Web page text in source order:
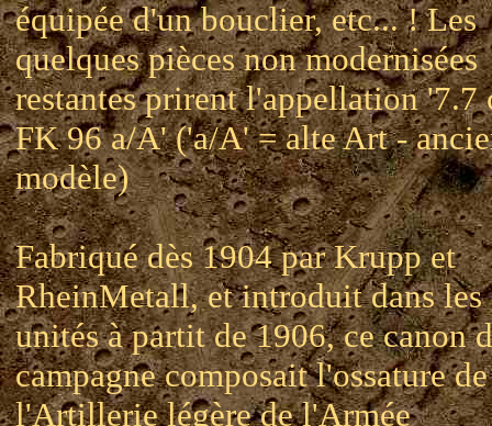
équipée d'un bouclier, etc... ! Les
quelques pièces non modernisées
restantes prirent l'appellation '7.7
FK 96 a/A' ('a/A' = alte Art -
modèle)
Fabriqué dès 1904 par Krupp et
RheinMetall, et introduit dans les
unités à partit de 1906, ce canon
campagne composait l'ossature de
l'Artillerie légère de l'Armée